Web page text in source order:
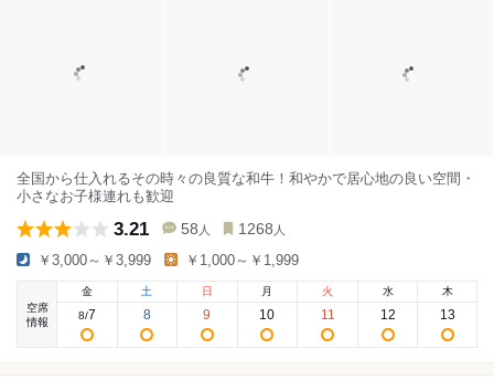
全国から仕入れるその時々の良質な和牛！和やかで居心地の良い空間・
小さなお子様連れも歓迎
3.21 58 人 1268 人
￥3,000～￥3,999 ￥1,000～￥1,999
空席
情報
金
8/7
土
8
日
9
月
10
火
11
水
12
木
13